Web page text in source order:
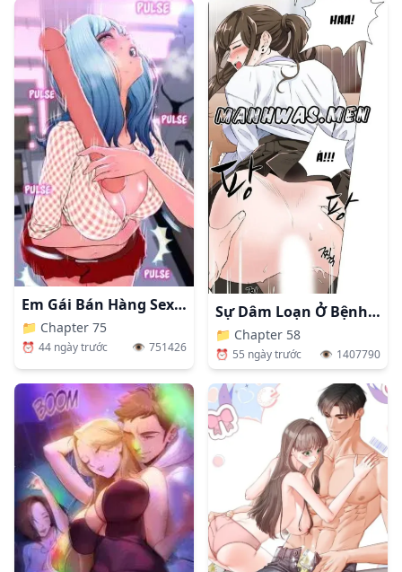
Em Gái Bán Hàng Sextoy
📁 Chapter 75
⏰ 44 ngày trước 👁️ 751426
Sự Dâm Loạn Ở Bệnh Viện
📁 Chapter 58
⏰ 55 ngày trước 👁️ 1407790